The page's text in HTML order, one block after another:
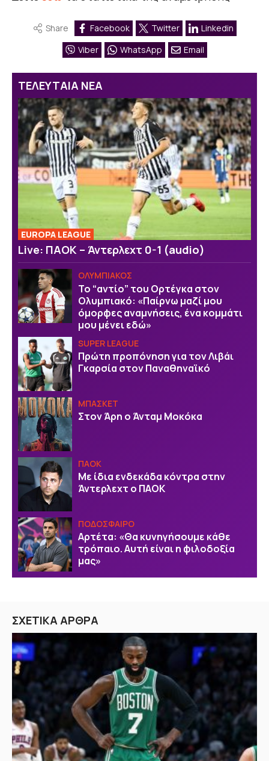
Share Facebook Twitter
Linkedin
Viber
WhatsApp Email
ΤΕΛΕΥΤΑΙΑ ΝΕΑ
EUROPA LEAGUE
Live: ΠΑΟΚ – Άντερλεχτ 0-1 (audio)
ΟΛΥΜΠΙΑΚΟΣ
Το “αντίο” του Ορτέγκα στον
Ολυμπιακό: «Παίρνω μαζί μου
όμορφες αναμνήσεις, ένα κομμάτι
μου μένει εδώ»
SUPER LEAGUE
Πρώτη προπόνηση για τον Λιβάι
Γκαρσία στον Παναθηναϊκό
ΜΠΑΣΚΕΤ
Στον Άρη ο Άνταμ Μοκόκα
ΠΑΟΚ
Με ίδια ενδεκάδα κόντρα στην
Άντερλεχτ ο ΠΑΟΚ
ΠΟΔΟΣΦΑΙΡΟ
Αρτέτα: «Θα κυνηγήσουμε κάθε
τρόπαιο. Αυτή είναι η φιλοδοξία
μας»
ΣΧΕΤΙΚΑ ΑΡΘΡΑ